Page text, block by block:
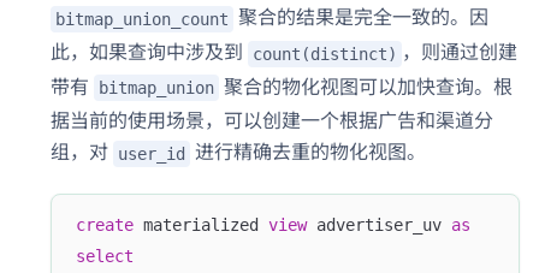
bitmap_union_count 聚合的结果是完全一致的。因
此，如果查询中涉及到
count(distinct) ，则通过创建
带有
bitmap_union 聚合的物化视图可以加快查询。根
据当前的使用场景，可以创建一个根据广告和渠道分
组，对 user_id 进行精确去重的物化视图。
create materialized view advertiser_uv as
select